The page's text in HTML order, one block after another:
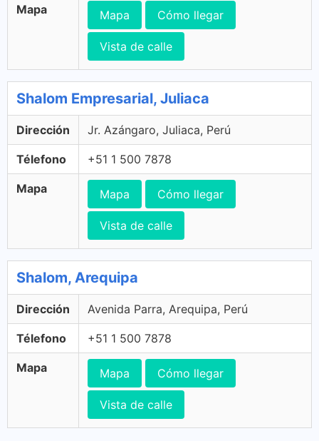
Mapa Mapa Cómo llegar
Vista de calle
Shalom Empresarial, Juliaca
Dirección Jr. Azángaro, Juliaca, Perú
Télefono +51 1 500 7878
Mapa Mapa Cómo llegar
Vista de calle
Shalom, Arequipa
Dirección Avenida Parra, Arequipa, Perú
Télefono +51 1 500 7878
Mapa Mapa Cómo llegar
Vista de calle